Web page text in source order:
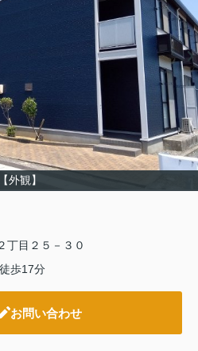
【外観】
丁目２５－３０
歩17分
お問い合わせ